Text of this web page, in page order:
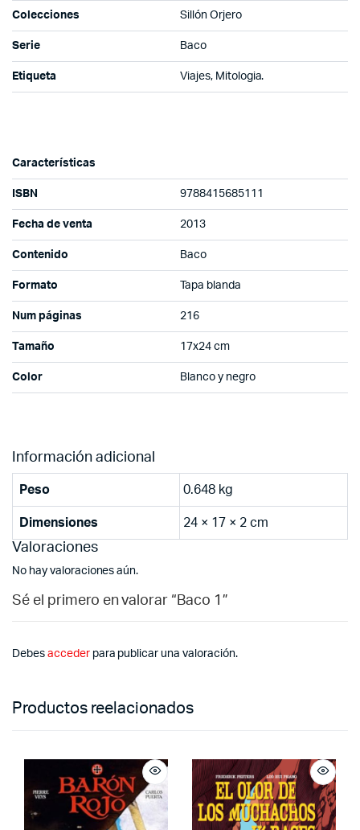
Colecciones Sillón Orjero
Serie Baco
Etiqueta Viajes, Mitologia.
Características
ISBN 9788415685111
Fecha de venta 2013
Contenido Baco
Formato Tapa blanda
Num páginas 216
Tamaño 17x24 cm
Color Blanco y negro
Información adicional
Peso 0.648 kg
Dimensiones 24 × 17 × 2 cm
Valoraciones
No hay valoraciones aún.
Sé el primero en valorar “Baco 1”
Debes accederpara publicar una valoración.
Productos reelacionados